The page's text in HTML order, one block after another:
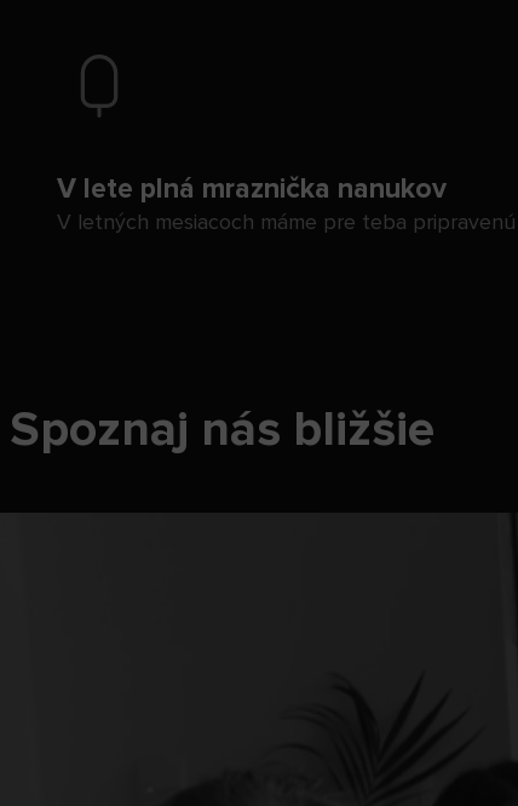
V lete plná mraznička nanukov
V letných mesiacoch máme pre teba
Spoznaj nás bližšie